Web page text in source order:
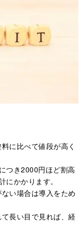
に比べて値段が高く
つき2000円ほど割高
かかります。
い場合は導入をため
長い目で見れば、経